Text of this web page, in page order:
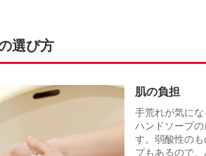
選び方
肌の負担
手荒れが気にな
ハンドソープ
す。弱酸性の
プもあるので